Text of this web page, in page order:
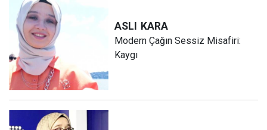
ASLI KARA
Modern Çağın Sessiz Misafiri:
Kaygı